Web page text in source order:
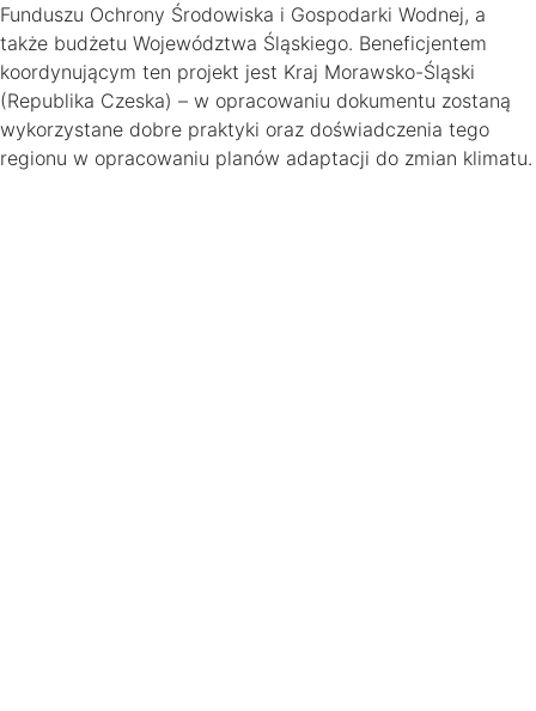
Funduszu Ochrony Środowiska i Gospodarki Wodnej, a
także budżetu Województwa Śląskiego. Beneficjentem
koordynującym ten projekt jest Kraj Morawsko-Śląski
(Republika Czeska) – w opracowaniu dokumentu zostaną
wykorzystane dobre praktyki oraz doświadczenia tego
regionu w opracowaniu planów adaptacji do zmian klimatu.